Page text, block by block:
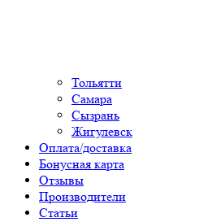
Тольятти
Самара
Сызрань
Жигулевск
Оплата/доставка
Бонусная карта
Отзывы
Производители
Статьи